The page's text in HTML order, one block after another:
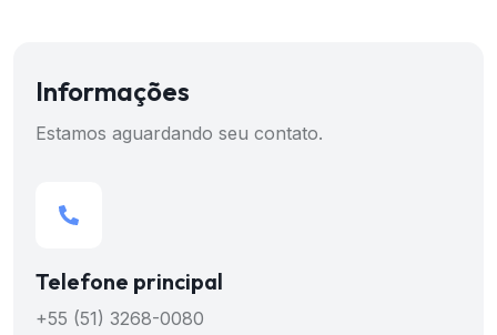
Informações
Estamos aguardando seu contato.
Telefone principal
+55 (51) 3268-0080